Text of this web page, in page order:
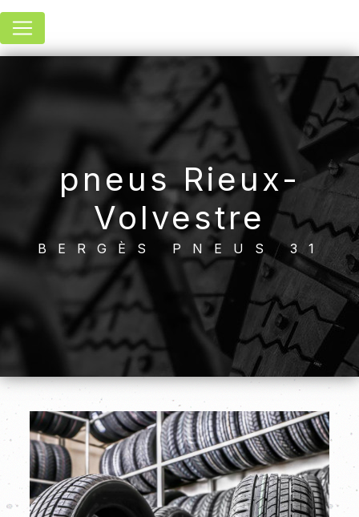
pneus Rieux-
Volvestre
BERGÈS PNEUS 31
Panneau de gestion des cookies